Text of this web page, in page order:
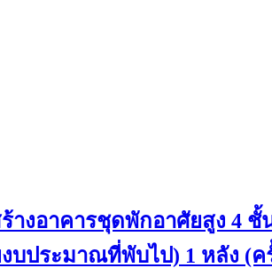
างอาคารชุดพักอาศัยสูง 4
บประมาณที่พับไป) 1 หลัง (